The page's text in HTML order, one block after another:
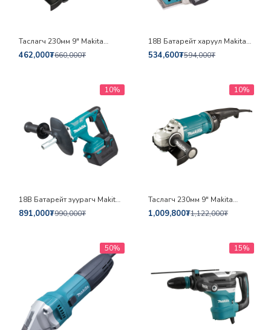
Таслагч 230мм 9" Makita
GA9061R
462,000₮660,000₮
18В Батарейт харуул Makita
DKP180Z
534,600₮594,000₮
10%
18В Батарейт зуурагч Makita
DUT130Z
891,000₮990,000₮
10%
Таслагч 230мм 9" Makita
GA9070
1,009,800₮1,122,000₮
50% 15%